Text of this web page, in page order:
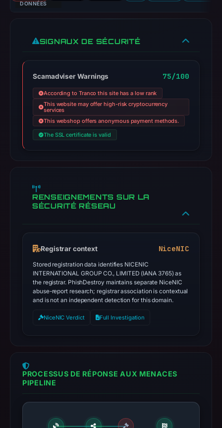
DONNÉES
SIGNAUX DE SÉCURITÉ
Scamadviser Warnings 75/100
According to Tranco this site has a low rank
This website may offer high-risk cryptocurrency
services
This webshop offers anonymous payment methods.
The SSL certificate is valid
RENSEIGNEMENTS SUR LA
SÉCURITÉ RÉSEAU
Registrar context NiceNIC
Stored registration data identifies NICENIC
INTERNATIONAL GROUP CO., LIMITED (IANA 3765) as
the registrar. PhishDestroy maintains separate NiceNIC
abuse-report research; registrar association is contextual
and is not an independent detection for this domain.
NiceNIC Verdict Full Investigation
PROCESSUS DE RÉPONSE AUX MENACES
PIPELINE